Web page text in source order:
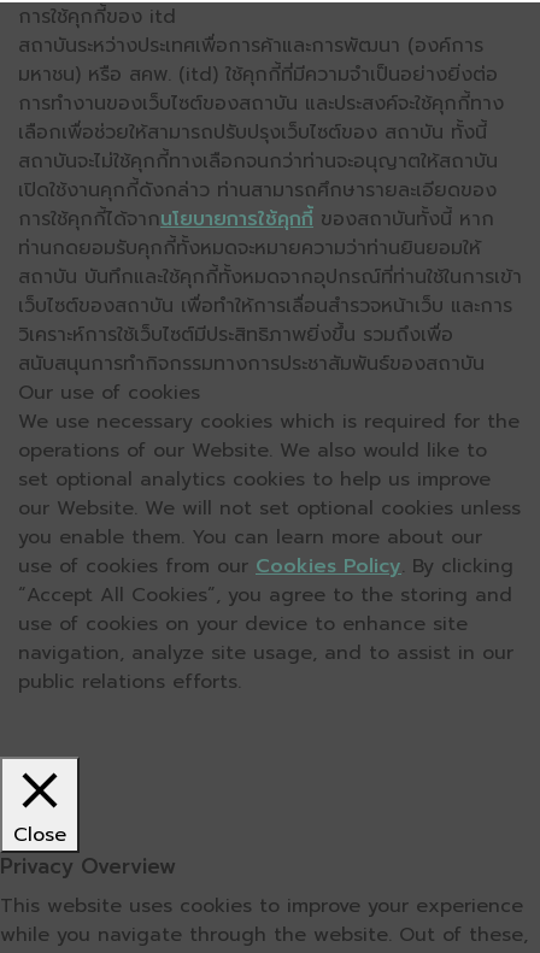
การใช้คุกกี้ของ itd
สถาบันระหว่างประเทศเพื่อการค้าและการพัฒนา (องค์การ
มหาชน) หรือ สคพ. (itd) ใช้คุกกี้ที่มีความจำเป็นอย่างยิ่งต่อ
การทำงานของเว็บไซต์ของสถาบัน และประสงค์จะใช้คุกกี้ทาง
เลือกเพื่อช่วยให้สามารถปรับปรุงเว็บไซต์ของ สถาบัน ทั้งนี้
สถาบันจะไม่ใช้คุกกี้ทางเลือกจนกว่าท่านจะอนุญาตให้สถาบัน
เปิดใช้งานคุกกี้ดังกล่าว ท่านสามารถศึกษารายละเอียดของ
การใช้คุกกี้ได้จากนโยบายการใช้คุกกี้ ของสถาบันทั้งนี้ หาก
ท่านกดยอมรับคุกกี้ทั้งหมดจะหมายความว่าท่านยินยอมให้
สถาบัน บันทึกและใช้คุกกี้ทั้งหมดจากอุปกรณ์ที่ท่านใช้ในการเข้า
เว็บไซต์ของสถาบัน เพื่อทำให้การเลื่อนสำรวจหน้าเว็บ และการ
วิเคราะห์การใช้เว็บไซต์มีประสิทธิภาพยิ่งขึ้น รวมถึงเพื่อ
สนับสนุนการทำกิจกรรมทางการประชาสัมพันธ์ของสถาบัน
Our use of cookies
We use necessary cookies which is required for the
operations of our Website. We also would like to
set optional analytics cookies to help us improve
our Website. We will not set optional cookies unless
you enable them. You can learn more about our
use of cookies from our Cookies Policy. By clicking
“Accept All Cookies”, you agree to the storing and
use of cookies on your device to enhance site
navigation, analyze site usage, and to assist in our
public relations efforts.
Close
Privacy Overview
This website uses cookies to improve your experience
while you navigate through the website. Out of these,